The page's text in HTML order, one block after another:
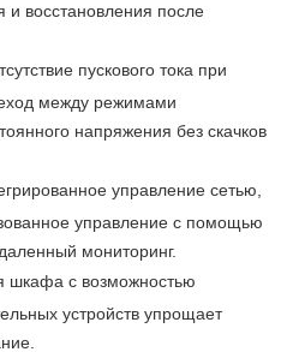
и восстановления после
пускового тока при
между режимами
напряжения без скачков
управление сетью,
управление с помощью
мониторинг.
шкафа с возможностью
устройств упрощает